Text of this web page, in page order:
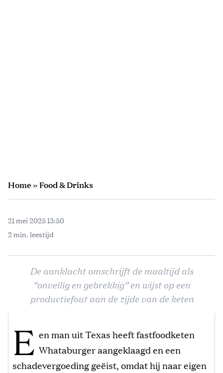
Home»Food & Drinks
21 mei 2025 13:50
2 min. leestijd
De aanklacht omschrijft de maaltijd als
“onveilig en gebrekkig” en wijst op een
productiefout aan de zijde van de keten
E en man uit Texas heeft fastfoodketen
Whataburger aangeklaagd en een
schadevergoeding geëist, omdat hij naar eigen